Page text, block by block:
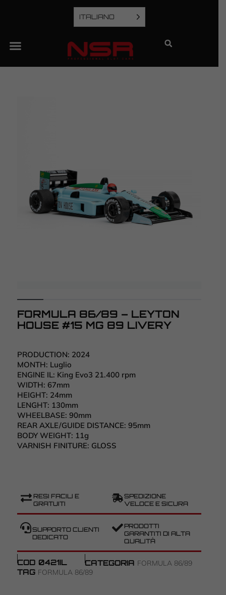
ITALIANO
FORMULA 86/89 – LEYTON
HOUSE #15 MG 89 LIVERY
PRODUCTION: 2024
MONTH: Luglio
ENGINE IL: King Evo3 21.400 rpm
WIDTH: 67mm
HEIGHT: 24mm
LENGHT: 130mm
WHEELBASE: 90mm
REAR AXLE/GUIDE DISTANCE: 95mm
BODY WEIGHT: 11g
VARNISH FINITURE: GLOSS
RESI FACILI E
GRATUITI
SPEDIZIONE
VELOCE E SICURA
SUPPORTO CLIENTI
DEDICATO
PRODOTTI
GARANTITI DI ALTA
QUALITÀ
COD 0421IL CATEGORIA FORMULA 86/89
TAG FORMULA 86/89